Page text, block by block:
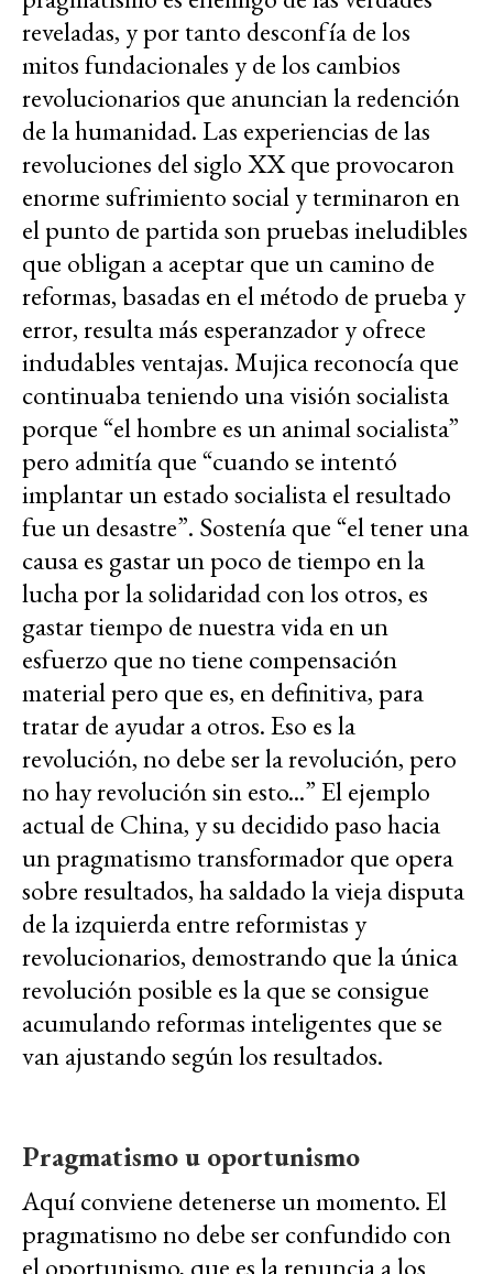
reveladas, y por tanto desconfía de los
mitos fundacionales y de los cambios
revolucionarios que anuncian la redención
de la humanidad. Las experiencias de las
revoluciones del siglo XX que provocaron
enorme sufrimiento social y terminaron en
el punto de partida son pruebas ineludibles
que obligan a aceptar que un camino de
reformas, basadas en el método de prueba y
error, resulta más esperanzador y ofrece
indudables ventajas. Mujica reconocía que
continuaba teniendo una visión socialista
porque “el hombre es un animal socialista”
pero admitía que “cuando se intentó
implantar un estado socialista el resultado
fue un desastre”. Sostenía que “el tener una
causa es gastar un poco de tiempo en la
lucha por la solidaridad con los otros, es
gastar tiempo de nuestra vida en un
esfuerzo que no tiene compensación
material pero que es, en definitiva, para
tratar de ayudar a otros. Eso es la
revolución, no debe ser la revolución, pero
no hay revolución sin esto...” El ejemplo
actual de China, y su decidido paso hacia
un pragmatismo transformador que opera
sobre resultados, ha saldado la vieja disputa
de la izquierda entre reformistas y
revolucionarios, demostrando que la única
revolución posible es la que se consigue
acumulando reformas inteligentes que se
van ajustando según los resultados.
Pragmatismo u oportunismo
Aquí conviene detenerse un momento. El
pragmatismo no debe ser confundido con
el oportunismo, que es la renuncia a los